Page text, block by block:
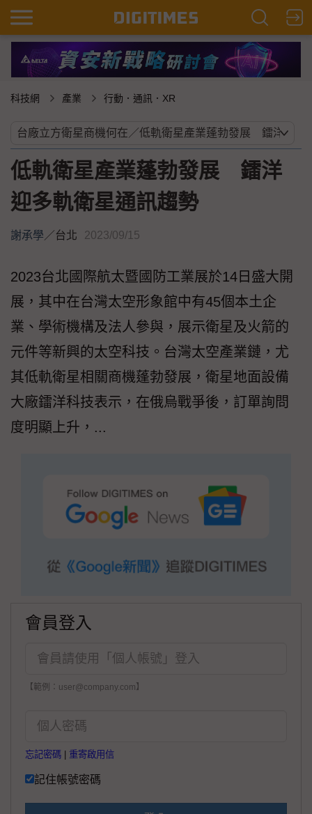
科技網 產業 行動．通訊．XR
低軌衛星產業蓬勃發展 鐳洋
迎多軌衛星通訊趨勢
謝承學／台北 2023/09/15
2023台北國際航太暨國防工業展於14日盛大開
展，其中在台灣太空形象館中有45個本土企
業、學術機構及法人參與，展示衛星及火箭的
元件等新興的太空科技。台灣太空產業鏈，尤
其低軌衛星相關商機蓬勃發展，衛星地面設備
大廠鐳洋科技表示，在俄烏戰爭後，訂單詢問
度明顯上升，...
會員登入
【範例：user@company.com】
忘記密碼 重寄啟用信
記住帳號密碼